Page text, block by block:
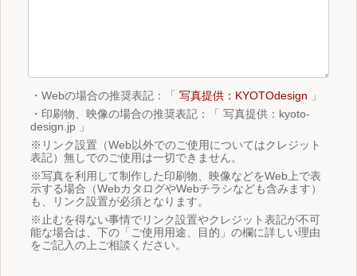
・Webの場合の推奨表記：「 写真提供：KYOTOdesign 」
・印刷物、映像の場合の推奨表記：「 写真提供：kyoto-
design.jp 」
※リンク設置（Web以外でのご使用についてはクレジット
表記）無しでのご使用は一切できません。
※写真を利用して制作した印刷物、映像などをWeb上で表
示する場合（WebカタログやWebチラシなども含みます）
も、リンク設置が必須となります。
※止むを得ない事情でリンク設置やクレジット表記が不可
能な場合は、下の「ご使用用途、目的」の欄に詳しい理由
をご記入の上ご相談ください。